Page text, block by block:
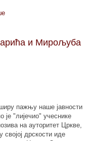
и Мирољуба
пажњу наше јавности
"лијечио" учеснике
на ауторитет Цркве,
дрскости иде